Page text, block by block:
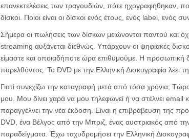
επανεκτελέσεις των τραγουδιών, πότε ηχογραφήθηκαν,
δίσκοι. Ποιοι είναι οι δίσκοι ενός έτους, ενός label, ενός
Σήμερα οι πωλήσεις των δίσκων μειώνονται παντού και
streaming αυξάνεται διεθνώς. Υπάρχουν οι ψηφιακές
είμαστε και οποιαδήποτε ώρα επιθυμούμε. Η προσωπική
παρελθόντος. Το DVD με την Ελληνική Δισκογραφία λέει
Γιατί συνεχίζω την καταγραφή μετά από τόσα χρόνια;
μου. Μου δίνει χαρά να μου τηλεφωνεί ή να στέλνει email
παραγγέλνει την νέα έκδοση. Είναι η επιβράβευση της
DVD, ένα Βέλγος από την Μπριζ, ένας αυστριακός από
παραδείγματα. Έχω ταχυδρομήσει την Ελληνική